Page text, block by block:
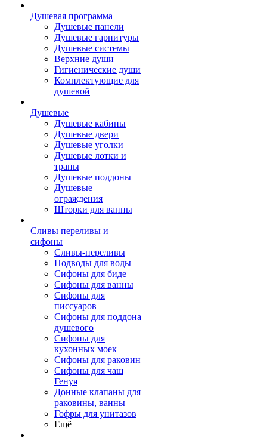
Душевая программа
Душевые панели
Душевые гарнитуры
Душевые системы
Верхние души
Гигиенические души
Комплектующие для
душевой
Душевые
Душевые кабины
Душевые двери
Душевые уголки
Душевые лотки и
трапы
Душевые поддоны
Душевые
ограждения
Шторки для ванны
Сливы переливы и
сифоны
Сливы-переливы
Подводы для воды
Сифоны для биде
Сифоны для ванны
Сифоны для
писсуаров
Сифоны для поддона
душевого
Сифоны для
кухонных моек
Сифоны для раковин
Сифоны для чаш
Генуя
Донные клапаны для
раковины, ванны
Гофры для унитазов
Ещё